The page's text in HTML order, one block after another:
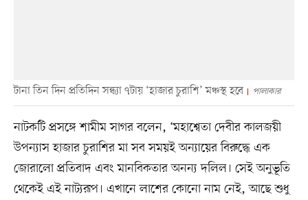
টানা তিন দিন প্রতিদিন সন্ধ্যা ৭টায় ‘হাজার চুরাশি’ মঞ্চস্থ হবে পালাকার
নাটকটি প্রসঙ্গে শামীম সাগর বলেন, ‘মহাশ্বেতা দেবীর কালজয়ী
উপন্যাস হাজার চুরাশির মা সব সময়ই অন্যায়ের বিরুদ্ধে এক
জোরালো প্রতিবাদ এবং মানবিকতার অনন্য দলিল। সেই অনুভূতি
থেকেই এই নাট্যরূপ। এখানে লাশের কোনো নাম নেই, আছে শুধু